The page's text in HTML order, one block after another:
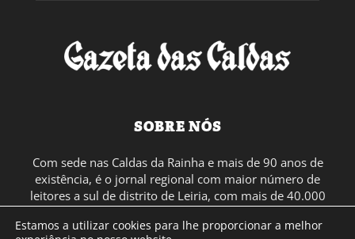
SOBRE NÓS
Com sede nas Caldas da Rainha e mais de 90 anos de
existência, é o jornal regional com maior número de
leitores a sul de distrito de Leiria, com mais de 40.000
em Portugal Continental e assinatura online.
Estamos a utilizar cookies para lhe proporcionar a melhor